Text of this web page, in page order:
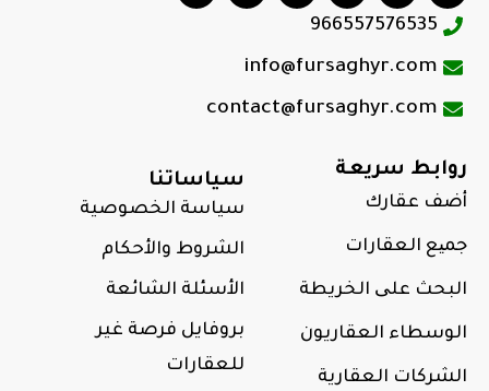
966557576535
info@fursaghyr.com
contact@fursaghyr.com
روابط سريعة
أضف عقارك
جمیع العقارات
البحث علی الخريطة
الوسطاء العقاريون
الشركات العقارية
سياساتنا
سياسة الخصوصية
الشروط والأحكام
الأسئلة الشائعة
بروفايل فرصة غير
للعقارات